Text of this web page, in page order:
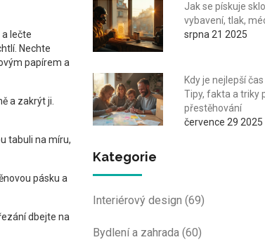
lečte
Nechte
papírem a
a zakrýt ji.
tabuli na míru,
pásku a
dbejte na
Jak se pískuje
vybavení, tlak,
srpna 21 2025
Kdy je nejlepší
Tipy, fakta a triky
přestěhování
července 29 2025
Kategorie
Interiérový design (69)
Bydlení a zahrada (60)